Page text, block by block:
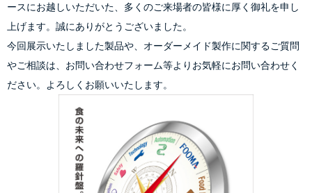
ースにお越しいただいた、多くのご来場者の皆様に厚く御礼を申し
上げます。誠にありがとうございました。
今回展示いたしました製品や、オーダーメイド製作に関するご質問
やご相談は、お問い合わせフォーム等よりお気軽にお問い合わせく
ださい。よろしくお願いいたします。